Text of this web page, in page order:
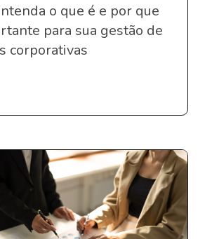
o que é e por que
para sua gestão de
corporativas